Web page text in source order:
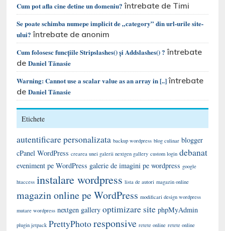
Cum pot afla cine detine un domeniu? întrebate de Timi
Se poate schimba numepe implicit de „category” din url-urile site-
ului? întrebate de anonim
Cum folosesc funcțiile Stripslashes() și Addslashes() ? întrebate
deDaniel Tănasie
Warning: Cannot use a scalar value as an array in [..]întrebate
deDaniel Tănasie
Etichete
autentificare personalizata backup wordpress blog culinar blogger
cPanel WordPress crearea unei galerii nextgen gallery custom login debanat
eveniment pe WordPress galerie de imagini pe wordpress google
htaccess instalare wordpress lista de autori magazin online
magazin online pe WordPress modificari design wordpress
mutare wordpress nextgen gallery optimizare site phpMyAdmin
plugin jetpack PrettyPhotoresponsive retete online retete online